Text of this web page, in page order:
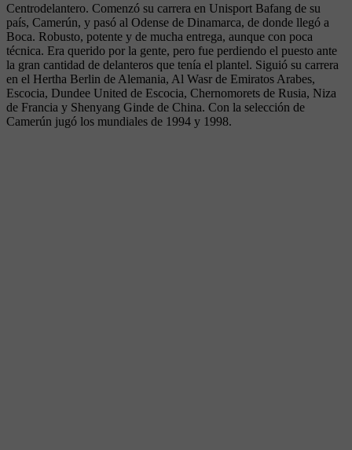
Centrodelantero. Comenzó su carrera en Unisport Bafang de su
país, Camerún, y pasó al Odense de Dinamarca, de donde llegó a
Boca. Robusto, potente y de mucha entrega, aunque con poca
técnica. Era querido por la gente, pero fue perdiendo el puesto ante
la gran cantidad de delanteros que tenía el plantel. Siguió su carrera
en el Hertha Berlin de Alemania, Al Wasr de Emiratos Arabes,
Escocia, Dundee United de Escocia, Chernomorets de Rusia, Niza
de Francia y Shenyang Ginde de China. Con la selección de
Camerún jugó los mundiales de 1994 y 1998.